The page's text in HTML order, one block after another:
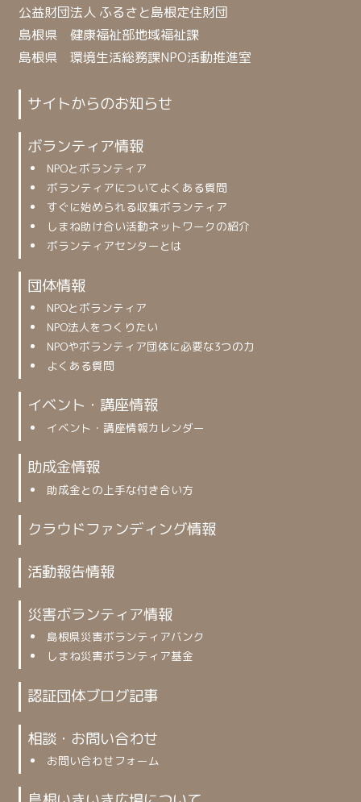
公益財団法人 ふるさと島根定住財団
島根県 健康福祉部地域福祉課
島根県 環境生活総務課NPO活動推進室
サイトからのお知らせ
ボランティア情報
NPOとボランティア
ボランティアについてよくある質問
すぐに始められる収集ボランティア
しまね助け合い活動ネットワークの紹介
ボランティアセンターとは
団体情報
NPOとボランティア
NPO法人をつくりたい
NPOやボランティア団体に必要な3つの力
よくある質問
イベント・講座情報
イベント・講座情報カレンダー
助成金情報
助成金との上手な付き合い方
クラウドファンディング情報
活動報告情報
災害ボランティア情報
島根県災害ボランティアバンク
しまね災害ボランティア基金
認証団体ブログ記事
相談・お問い合わせ
お問い合わせフォーム